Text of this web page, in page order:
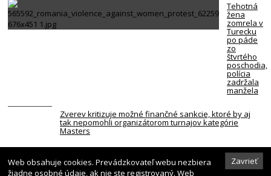
Tehotná
žena
zomrela v
Turecku
po páde
zo
štvrtého
poschodia,
polícia
zadržala
manžela
Zverev kritizuje možné finančné sankcie, ktoré by aj
tak nepomohli organizátorom turnajov kategórie
Masters
Rumunsko muselo odstreliť skalu v Dunaji, aby
zabránilo odstaveniu jadrovej elektrárne – VIDEOZavrieť
Web obsahuje cookies. Prevádzkovateľ webu nezbiera
žiadne osobné údaje, ak nie ste registrovaný. Web